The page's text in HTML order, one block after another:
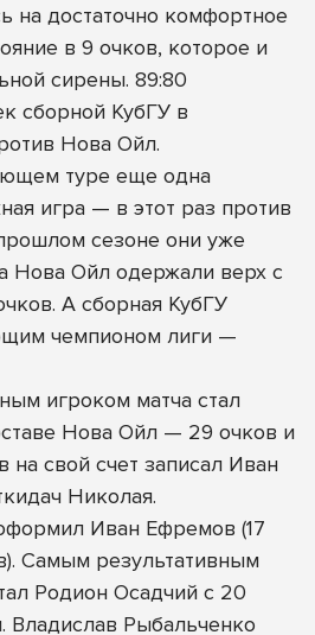
на достаточно комфортное
в 9 очков, которое и
сирены. 89:80
сборной КубГУ в
Нова Ойл.
туре еще одна
игра — в этот раз против
сезоне они уже
Нова Ойл одержали верх с
А сборная КубГУ
чемпионом лиги —
игроком матча стал
Нова Ойл — 29 очков и
на свой счет записал Иван
Николая.
Иван Ефремов (17
Самым результативным
Родион Осадчий с 20
Владислав Рыбальченко